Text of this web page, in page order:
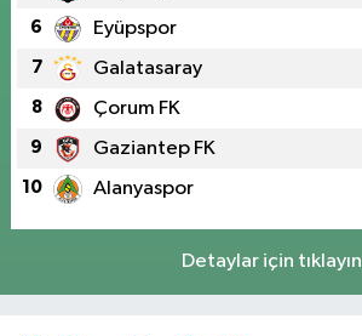
6 Eyüpspor
7 Galatasaray
8 Çorum FK
9 Gaziantep FK
10 Alanyaspor
Detaylar için tıklayın